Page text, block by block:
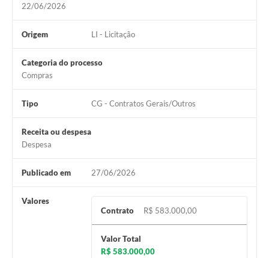
22/06/2026
Origem LI - Licitação
Categoria do processo
Compras
Tipo CG - Contratos Gerais/Outros
Receita ou despesa
Despesa
Publicado em 27/06/2026
Valores
Contrato
R$ 583.000,00
Valor Total
R$ 583.000,00